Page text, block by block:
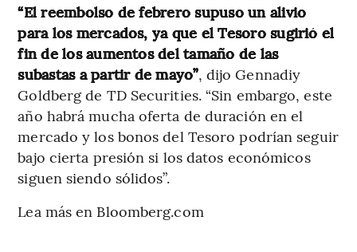
“El reembolso de febrero supuso un alivio
para los mercados, ya que el Tesoro sugirió el
fin de los aumentos del tamaño de las
subastas a partir de mayo”, dijo Gennadiy
Goldberg de TD Securities. “Sin embargo, este
año habrá mucha oferta de duración en el
mercado y los bonos del Tesoro podrían seguir
bajo cierta presión si los datos económicos
siguen siendo sólidos”.
Lea más en Bloomberg.com